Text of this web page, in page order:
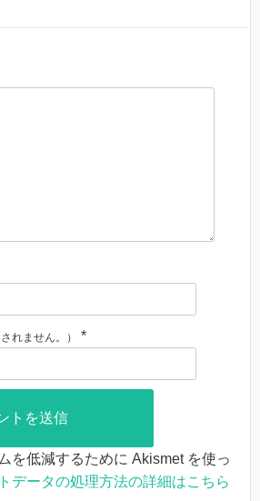
れません。） *
を低減するために Akismet を使っ
データの処理方法の詳細はこちら